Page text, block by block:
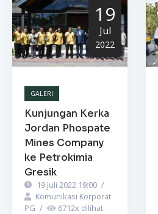
19
Jul
2022
GALERI
Kunjungan Kerka
Jordan Phospate
Mines Company
ke Petrokimia
Gresik
19 Juli 2022 19:00 /
Komunikasi Korporat
PG / 6712x dilihat